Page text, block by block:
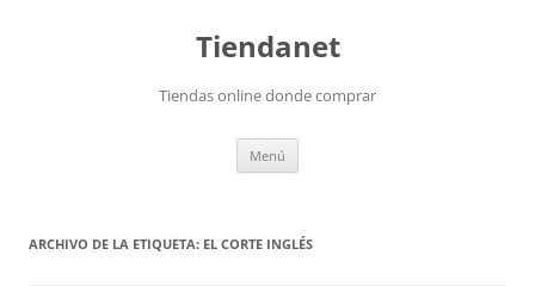
Tiendanet
Tiendas online donde comprar
Menú
ARCHIVO DE LA ETIQUETA: EL CORTE INGLÉS